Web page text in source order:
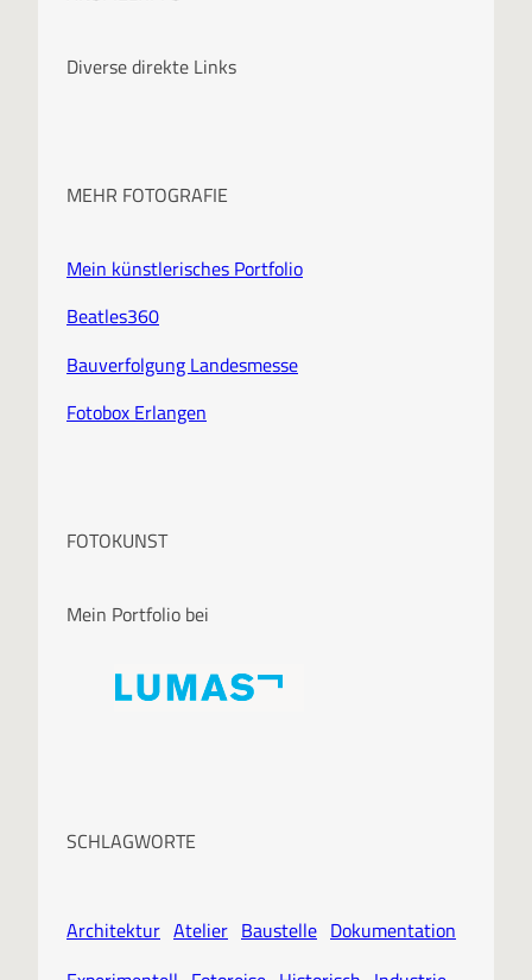
iDiverse direkte Links
MEHR FOTOGRAFIE
Mein künstlerisches Portfolio
Beatles360
Bauverfolgung Landesmesse
Fotobox Erlangen
FOTOKUNST
Mein Portfolio bei
SCHLAGWORTE
Architektur Atelier Baustelle Dokumentation